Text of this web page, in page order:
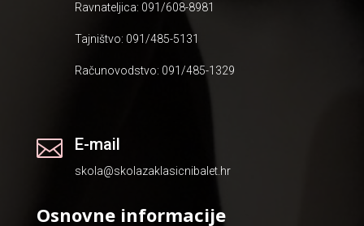
Ravnateljica: 091/608-8981
Tajništvo: 091/485-5131
Računovodstvo: 091/485-1329
 E-mail
skola@skolazaklasicnibalet.hr
Osnovne informacije